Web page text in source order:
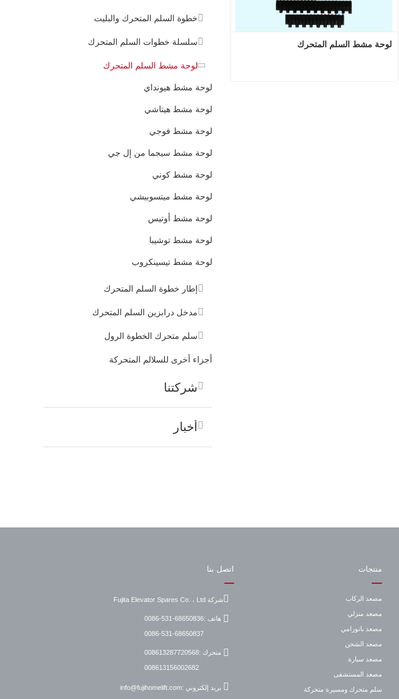
خطوة السلم المتحرك والبليت
سلسلة خطوات السلم المتحرك
لوحة مشط السلم المتحرك
لوحة مشط هيونداي
لوحة مشط هيتاشي
لوحة مشط فوجي
لوحة مشط سيجما من إل جي
لوحة مشط كوني
لوحة مشط ميتسوبيشي
لوحة مشط أوتيس
لوحة مشط توشيبا
لوحة مشط تيسينكروب
إطار خطوة السلم المتحرك
مدخل درابزين السلم المتحرك
سلم متحرك الخطوة الرول
أجزاء أخرى للسلالم المتحركة
شركتنا
أخبار
لوحة مشط السلم المتحرك
اتصل بنا
شركة Fujita Elevator Spares Co. ، Ltd
هاتف :0086-531-68650836
0086-531-68650837
متحرك :008613287720568
008613156002682
بريد إلكتروني :info@fujihomelift.com
منتجات
مصعد الركاب
مصعد منزلي
مصعد بانورامي
مصعد الشحن
مصعد سيارة
مصعد المستشفى
سلم متحرك ومسيرة متحركة